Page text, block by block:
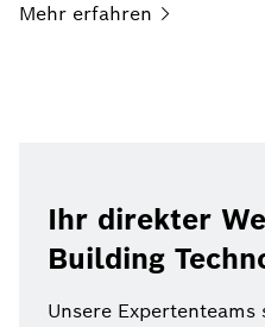
Mehr erfahren
Ihr direkter
Building
Unsere